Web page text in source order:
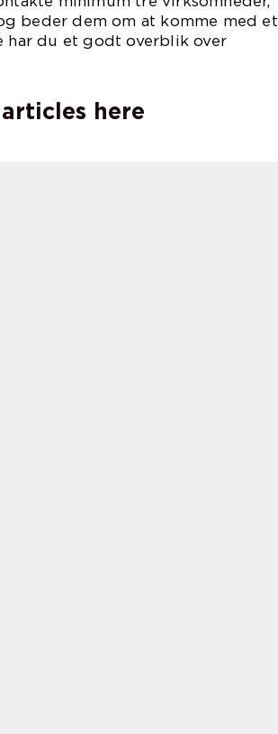
beder dem om at komme med et
har du et godt overblik over
here